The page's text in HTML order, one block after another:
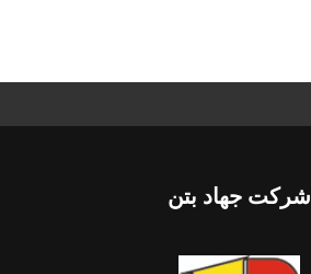
شرکت جهاد بتن